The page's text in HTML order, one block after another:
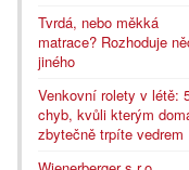
Tvrdá, nebo měkká
matrace? Rozhoduje
jiného
Venkovní rolety v létě:
chyb, kvůli kterým
zbytečně trpíte vedrem